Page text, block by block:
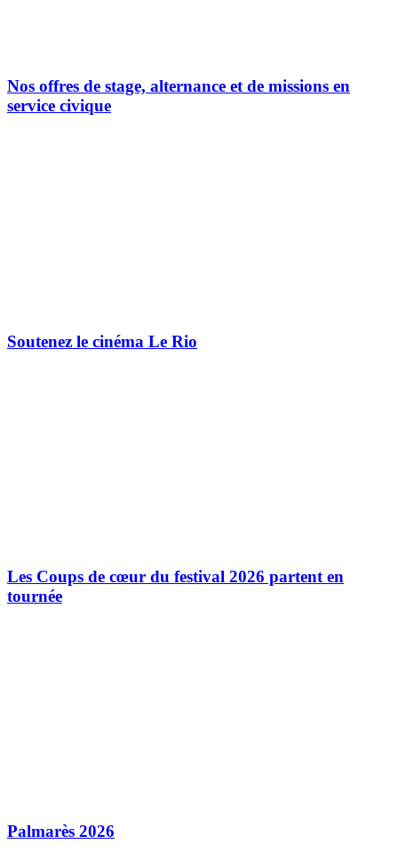
Nos offres de stage, alternance et de missions en
service civique
Soutenez le cinéma Le Rio
Les Coups de cœur du festival 2026 partent en
tournée
Palmarès 2026